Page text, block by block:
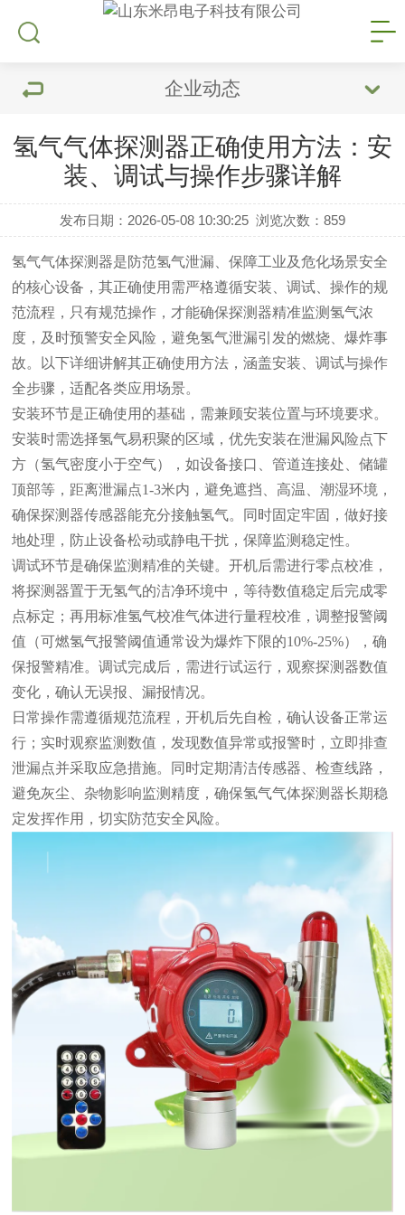
企业动态
氢气气体探测器正确使用方法：安
装、调试与操作步骤详解
发布日期：2026-05-08 10:30:25 浏览次数：859
氢气气体探测器是防范氢气泄漏、保障工业及危化场景安全
的核心设备，其正确使用需严格遵循安装、调试、操作的规
范流程，只有规范操作，才能确保探测器精准监测氢气浓
度，及时预警安全风险，避免氢气泄漏引发的燃烧、爆炸事
故。以下详细讲解其正确使用方法，涵盖安装、调试与操作
全步骤，适配各类应用场景。
安装环节是正确使用的基础，需兼顾安装位置与环境要求。
安装时需选择氢气易积聚的区域，优先安装在泄漏风险点下
方（氢气密度小于空气），如设备接口、管道连接处、储罐
顶部等，距离泄漏点1-3米内，避免遮挡、高温、潮湿环境，
确保探测器传感器能充分接触氢气。同时固定牢固，做好接
地处理，防止设备松动或静电干扰，保障监测稳定性。
调试环节是确保监测精准的关键。开机后需进行零点校准，
将探测器置于无氢气的洁净环境中，等待数值稳定后完成零
点标定；再用标准氢气校准气体进行量程校准，调整报警阈
值（可燃氢气报警阈值通常设为爆炸下限的10%-25%），确
保报警精准。调试完成后，需进行试运行，观察探测器数值
变化，确认无误报、漏报情况。
日常操作需遵循规范流程，开机后先自检，确认设备正常运
行；实时观察监测数值，发现数值异常或报警时，立即排查
泄漏点并采取应急措施。同时定期清洁传感器、检查线路，
避免灰尘、杂物影响监测精度，确保氢气气体探测器长期稳
定发挥作用，切实防范安全风险。